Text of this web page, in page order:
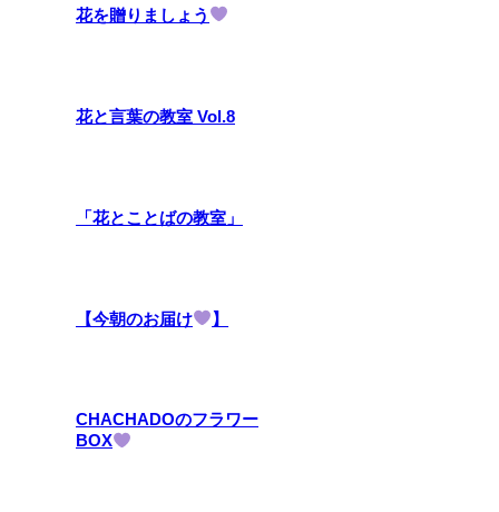
花を贈りましょう
花と言葉の教室 Vol.8
「花とことばの教室」
【今朝のお届け 】
CHACHADOのフラワー
BOX